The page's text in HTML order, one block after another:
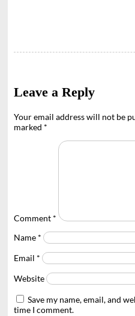
Leave a Reply
Your email address will not be
marked *
Comment *
Name *
Email *
Website
Save my name, email, and
time I comment.